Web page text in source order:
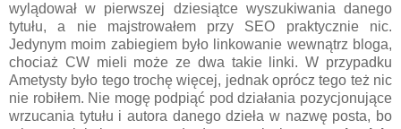
wylądował w pierwszej dziesiątce wyszukiwania danego
tytułu, a nie majstrowałem przy SEO praktycznie nic.
Jedynym moim zabiegiem było linkowanie wewnątrz bloga,
chociaż CW mieli może ze dwa takie linki. W przypadku
Ametysty było tego trochę więcej, jednak oprócz tego też nic
nie robiłem. Nie mogę podpiąć pod działania pozycjonujące
wrzucania tytułu i autora danego dzieła w nazwę posta, bo